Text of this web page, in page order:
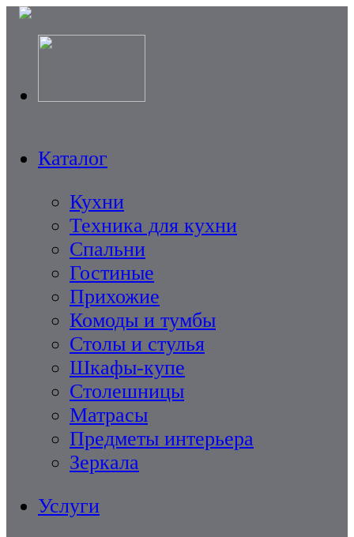
Каталог
Кухни
Техника для кухни
Спальни
Гостиные
Прихожие
Комоды и тумбы
Столы и стулья
Шкафы-купе
Столешницы
Матрасы
Предметы интерьера
Зеркала
Услуги